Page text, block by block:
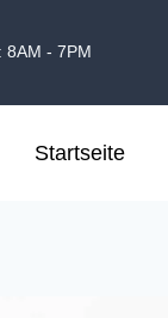
8AM - 7PM
Startseite